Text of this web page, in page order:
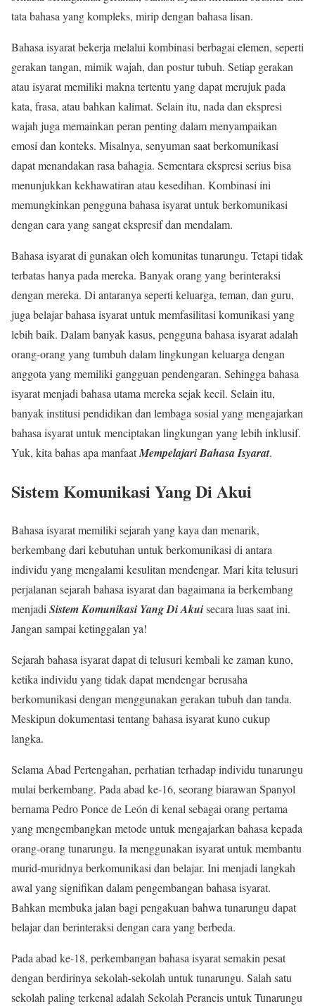
tata bahasa yang kompleks, mirip dengan bahasa lisan.
Bahasa isyarat bekerja melalui kombinasi berbagai elemen, seperti
gerakan tangan, mimik wajah, dan postur tubuh. Setiap gerakan
atau isyarat memiliki makna tertentu yang dapat merujuk pada
kata, frasa, atau bahkan kalimat. Selain itu, nada dan ekspresi
wajah juga memainkan peran penting dalam menyampaikan
emosi dan konteks. Misalnya, senyuman saat berkomunikasi
dapat menandakan rasa bahagia. Sementara ekspresi serius bisa
menunjukkan kekhawatiran atau kesedihan. Kombinasi ini
memungkinkan pengguna bahasa isyarat untuk berkomunikasi
dengan cara yang sangat ekspresif dan mendalam.
Bahasa isyarat di gunakan oleh komunitas tunarungu. Tetapi tidak
terbatas hanya pada mereka. Banyak orang yang berinteraksi
dengan mereka. Di antaranya seperti keluarga, teman, dan guru,
juga belajar bahasa isyarat untuk memfasilitasi komunikasi yang
lebih baik. Dalam banyak kasus, pengguna bahasa isyarat adalah
orang-orang yang tumbuh dalam lingkungan keluarga dengan
anggota yang memiliki gangguan pendengaran. Sehingga bahasa
isyarat menjadi bahasa utama mereka sejak kecil. Selain itu,
banyak institusi pendidikan dan lembaga sosial yang mengajarkan
bahasa isyarat untuk menciptakan lingkungan yang lebih inklusif.
Yuk, kita bahas apa manfaatMempelajari Bahasa Isyarat.
Sistem Komunikasi Yang Di Akui
Bahasa isyarat memiliki sejarah yang kaya dan menarik,
berkembang dari kebutuhan untuk berkomunikasi di antara
individu yang mengalami kesulitan mendengar. Mari kita telusuri
perjalanan sejarah bahasa isyarat dan bagaimana ia berkembang
menjadi Sistem Komunikasi Yang Di Akuisecara luas saat ini.
Jangan sampai ketinggalan ya!
Sejarah bahasa isyarat dapat di telusuri kembali ke zaman kuno,
ketika individu yang tidak dapat mendengar berusaha
berkomunikasi dengan menggunakan gerakan tubuh dan tanda.
Meskipun dokumentasi tentang bahasa isyarat kuno cukup
langka.
Selama Abad Pertengahan, perhatian terhadap individu tunarungu
mulai berkembang. Pada abad ke-16, seorang biarawan Spanyol
bernama Pedro Ponce de León di kenal sebagai orang pertama
yang mengembangkan metode untuk mengajarkan bahasa kepada
orang-orang tunarungu. Ia menggunakan isyarat untuk membantu
murid-muridnya berkomunikasi dan belajar. Ini menjadi langkah
awal yang signifikan dalam pengembangan bahasa isyarat.
Bahkan membuka jalan bagi pengakuan bahwa tunarungu dapat
belajar dan berinteraksi dengan cara yang berbeda.
Pada abad ke-18, perkembangan bahasa isyarat semakin pesat
dengan berdirinya sekolah-sekolah untuk tunarungu. Salah satu
sekolah paling terkenal adalah Sekolah Perancis untuk Tunarungu